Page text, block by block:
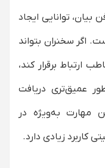
بیان، توانایی ایجاد
اگر سخنران بتواند
ارتباط برقرار کند،
عمیق‌تری دریافت
مهارت به‌ویژه در
کاربرد زیادی دارد.